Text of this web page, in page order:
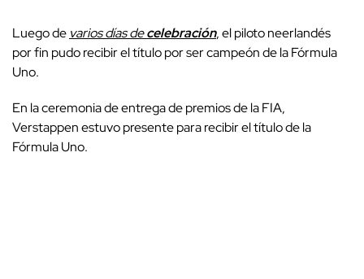
Luego de varios días decelebración, el piloto neerlandés
por fin pudo recibir el título por ser campeón de la Fórmula
Uno.
En la ceremonia de entrega de premios de la FIA,
Verstappen estuvo presente para recibir el título de la
Fórmula Uno.